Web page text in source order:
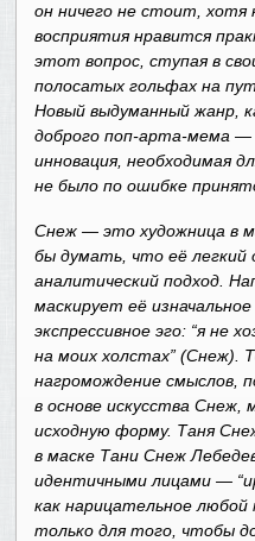
он ничего не стоит, хотя
восприятия нравится
этот вопрос, ступая в
полосатых гольфах на
Новый выдуманный жанр,
доброго поп-арта-мема
инновация, необходимая
не было по ошибке
Снеж — это художница в
бы думать, что её легкий
аналитический подход.
маскирует её
экспрессивное эго: “я не
на моих холстах” (Снеж).
нагромождение смыслов,
в основе искусства
исходную форму. Таня
в маске Тани Снеж
идентичными лицами —
как нарицательное
только для того, чтобы